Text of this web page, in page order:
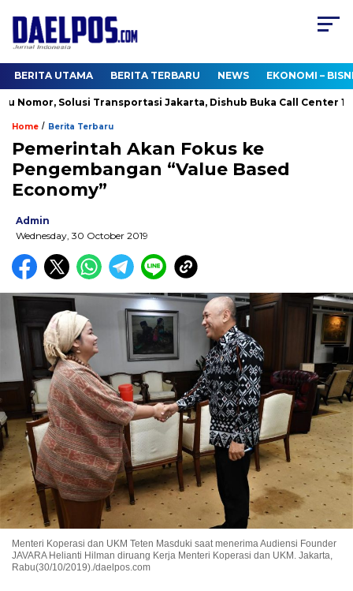
BERITA UTAMA BERITA TERBARU NEWS EKONOMI –
Solusi Transportasi Jakarta, Dishub Buka Call Center
Home / Berita Terbaru
Pemerintah Akan Fokus ke
Pengembangan “Value Based
Economy”
Admin
Wednesday, 30 October 2019
Menteri Koperasi dan UKM Teten Masduki saat menerima Audiensi Founder
JAVARA Helianti Hilman diruang Kerja Menteri Koperasi dan UKM. Jakarta,
Rabu(30/10/2019)./daelpos.com